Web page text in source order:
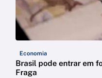
Economia
Brasil pode entrar em
Fraga